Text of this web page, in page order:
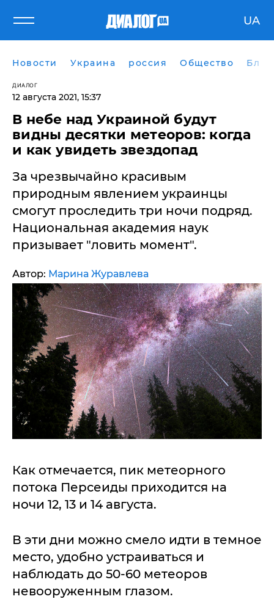
UA
Новости Украина россия Общество
ДИАЛОГ
12 августа 2021, 15:37
В небе над Украиной будут
видны десятки метеоров: когда
и как увидеть звездопад
За чрезвычайно красивым
природным явлением украинцы
смогут проследить три ночи подряд. ​
Национальная академия наук
призывает "ловить момент".
Автор: Марина Журавлева
Как отмечается, пик метеорного
потока Персеиды приходится на
ночи 12, 13 и 14 августа.
В эти дни можно смело идти в темное
место, удобно устраиваться и
наблюдать до 50-60 метеоров
невооруженным глазом.